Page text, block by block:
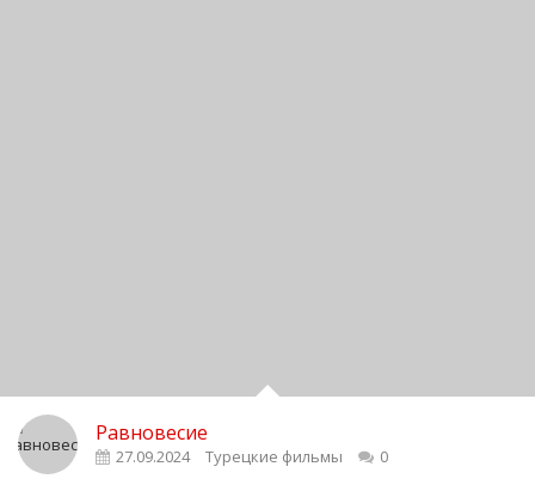
Равновесие
27.09.2024 Турецкие фильмы 0